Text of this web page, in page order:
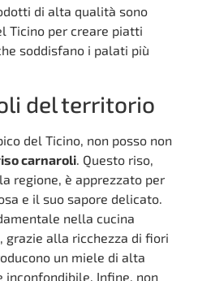
di alta qualità sono
Ticino per creare piatti
soddisfano i palati più
del territorio
del Ticino, non posso non
carnaroli. Questo riso,
regione, è apprezzato per
e il suo sapore delicato.
nella cucina
grazie alla ricchezza di fiori
un miele di alta
inconfondibile. Infine, non